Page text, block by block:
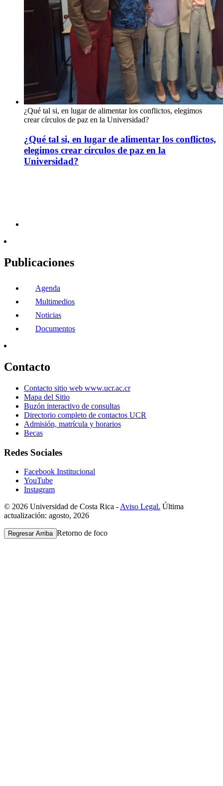
¿Qué tal si, en lugar de alimentar los conflictos, elegimos
crear círculos de paz en la Universidad?
¿Qué tal si, en lugar de alimentar los conflictos,
elegimos crear círculos de paz en la
Universidad?
Publicaciones
Agenda
Multimedios
Noticias
Documentos
Contacto
Contacto sitio web www.ucr.ac.cr
Mapa del Sitio
Buzón interactivo de consultas
Directorio completo de contactos UCR
Admisión, matrícula y horarios
Becas
Redes Sociales
Facebook Institucional
YouTube
Instagram
© 2026 Universidad de Costa Rica - Aviso Legal. Última
actualización: agosto, 2026
Regresar Arriba Retorno de foco